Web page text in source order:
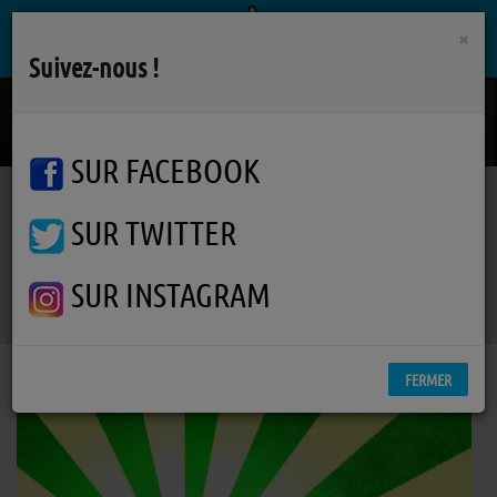
Podcasts Asian Bubble
Asian Bubble
×
Suivez-nous !
SUR FACEBOOK
SUR TWITTER
SUR INSTAGRAM
FERMER